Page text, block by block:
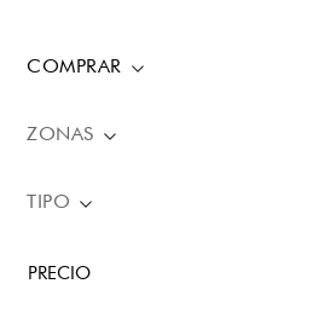
COMPRAR
ZONAS
TIPO
PRECIO